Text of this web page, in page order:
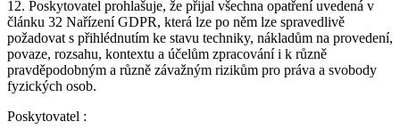
12. Poskytovatel prohlašuje, že přijal všechna opatření uvedená v
článku 32 Nařízení GDPR, která lze po něm lze spravedlivě
požadovat s přihlédnutím ke stavu techniky, nákladům na provedení,
povaze, rozsahu, kontextu a účelům zpracování i k různě
pravděpodobným a různě závažným rizikům pro práva a svobody
fyzických osob.
Poskytovatel :